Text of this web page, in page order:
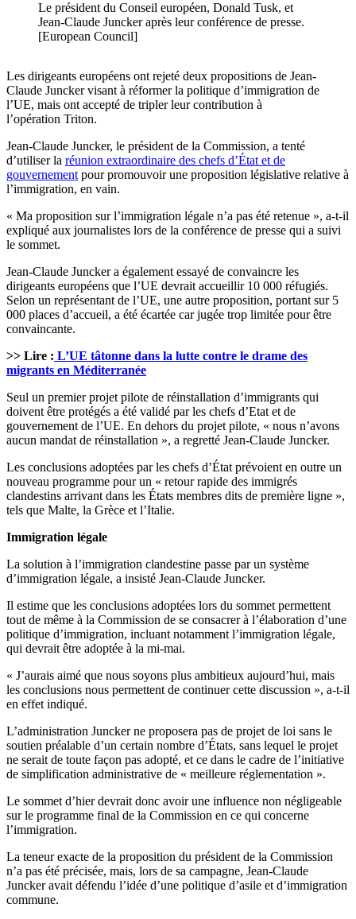
Le président du Conseil européen, Donald Tusk, et
Jean-Claude Juncker après leur conférence de presse.
[European Council]
Les dirigeants européens ont rejeté deux propositions de Jean-
Claude Juncker visant à réformer la politique d’immigration de
l’UE, mais ont accepté de tripler leur contribution à
l’opération Triton.
Jean-Claude Juncker, le président de la Commission, a tenté
d’utiliser la réunion extraordinaire des chefs d’État et de
gouvernement pour promouvoir une proposition législative relative à
l’immigration, en vain.
« Ma proposition sur l’immigration légale n’a pas été retenue », a-t-il
expliqué aux journalistes lors de la conférence de presse qui a suivi
le sommet.
Jean-Claude Juncker a également essayé de convaincre les
dirigeants européens que l’UE devrait accueillir 10 000 réfugiés.
Selon un représentant de l’UE, une autre proposition, portant sur 5
000 places d’accueil, a été écartée car jugée trop limitée pour être
convaincante.
>> Lire : L’UE tâtonne dans la lutte contre le drame des
migrants en Méditerranée
Seul un premier projet pilote de réinstallation d’immigrants qui
doivent être protégés a été validé par les chefs d’Etat et de
gouvernement de l’UE. En dehors du projet pilote, « nous n’avons
aucun mandat de réinstallation », a regretté Jean-Claude Juncker.
Les conclusions adoptées par les chefs d’État prévoient en outre un
nouveau programme pour un « retour rapide des immigrés
clandestins arrivant dans les États membres dits de première ligne »,
tels que Malte, la Grèce et l’Italie.
Immigration légale
La solution à l’immigration clandestine passe par un système
d’immigration légale, a insisté Jean-Claude Juncker.
Il estime que les conclusions adoptées lors du sommet permettent
tout de même à la Commission de se consacrer à l’élaboration d’une
politique d’immigration, incluant notamment l’immigration légale,
qui devrait être adoptée à la mi-mai.
« J’aurais aimé que nous soyons plus ambitieux aujourd’hui, mais
les conclusions nous permettent de continuer cette discussion », a-t-il
en effet indiqué.
L’administration Juncker ne proposera pas de projet de loi sans le
soutien préalable d’un certain nombre d’États, sans lequel le projet
ne serait de toute façon pas adopté, et ce dans le cadre de l’initiative
de simplification administrative de « meilleure réglementation ».
Le sommet d’hier devrait donc avoir une influence non négligeable
sur le programme final de la Commission en ce qui concerne
l’immigration.
La teneur exacte de la proposition du président de la Commission
n’a pas été précisée, mais, lors de sa campagne, Jean-Claude
Juncker avait défendu l’idée d’une politique d’asile et d’immigration
commune.